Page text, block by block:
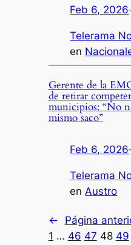
Feb 6, 2026
Telerama
en
Gerente de la
de retirar
municipios: “No
mismo saco”
Feb 6, 2026
Telerama
enAustro
←
Página
1 … 46 47 48 49